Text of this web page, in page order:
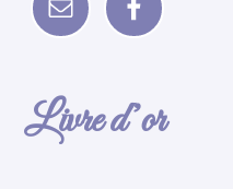
Livre d’or